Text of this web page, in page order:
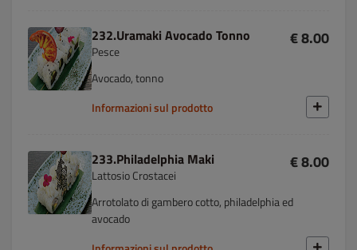
232.Uramaki Avocado Tonno
Pesce
€ 8.00
Avocado, tonno
Informazioni sul prodotto
233.Philadelphia Maki
Lattosio Crostacei
€ 8.00
Arrotolato di gambero cotto, philadelphia ed
avocado